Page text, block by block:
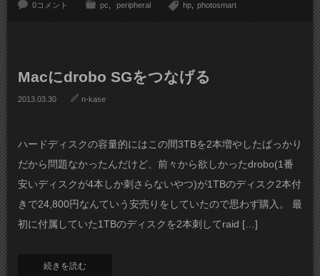
0コメント pc peripheral hp photosmart
Macにdrobo SGをつなげる
2013.03.30 n-kase
ハードディスクの容量的にはこの間3TBを2本増やしたばっかり
だから問題なかったんだけど、前々から欲しかったdrobo(1番
安いディスクが4本しか刺さらないやつ)が1TBのディスク2本付
きで24,800円なんていう安売りをしていたので思わず購入。 最
初に付属していた1TBのディスクを2本刺してraid […]
続きを読む